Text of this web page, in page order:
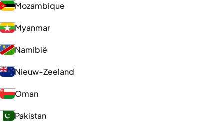
Mozambique
Myanmar
Namibië
Nieuw-Zeeland
Oman
Pakistan